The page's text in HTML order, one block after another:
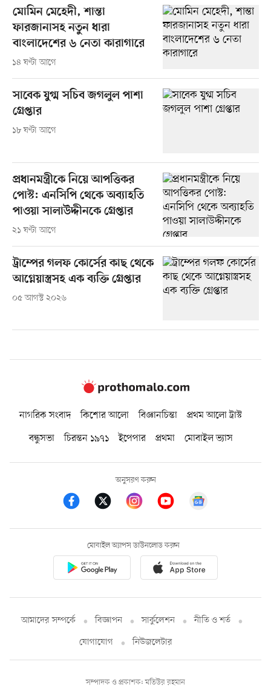
মোমিন মেহেদী, শান্তা
ফারজানাসহ নতুন ধারা
বাংলাদেশের ৬ নেতা কারাগারে
১৪ ঘণ্টা আগে
সাবেক যুগ্ম সচিব জগলুল পাশা
গ্রেপ্তার
১৮ ঘণ্টা আগে
প্রধানমন্ত্রীকে নিয়ে আপত্তিকর
পোস্ট: এনসিপি থেকে অব্যাহতি
পাওয়া সালাউদ্দীনকে গ্রেপ্তার
২১ ঘণ্টা আগে
ট্রাম্পের গলফ কোর্সের কাছ থেকে
আগ্নেয়াস্ত্রসহ এক ব্যক্তি গ্রেপ্তার
০৫ আগস্ট ২০২৬
নাগরিক সংবাদ কিশোর আলো বিজ্ঞানচিন্তা
প্রথম আলো ট্রাস্ট
বন্ধুসভা
চিরন্তন ১৯৭১ ইপেপার প্রথমা মোবাইল ভ্যাস
অনুসরণ করুন
মোবাইল অ্যাপস ডাউনলোড করুন
আমাদের সম্পর্কে বিজ্ঞাপন সার্কুলেশন
নীতি ও শর্ত
যোগাযোগ
নিউজলেটার
সম্পাদক ও প্রকাশক: মতিউর রহমান